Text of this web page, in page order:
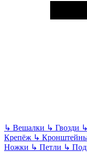
↳ Вешалки ↳ Гвозди ↳
Крепёж ↳
Ножки ↳ Петли ↳